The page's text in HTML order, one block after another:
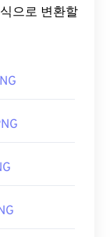
가 더 높은 애
?
이미지 뷰
라우저에서
PNG-BMP